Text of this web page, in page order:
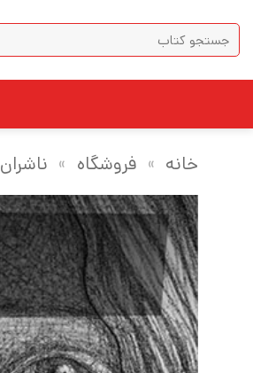
content
جستجو
برای:
خانه » فروشگاه » ناشران